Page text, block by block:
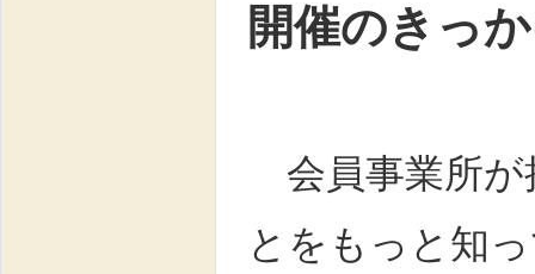
開催のきっ
会員事業所が
とをもっと知